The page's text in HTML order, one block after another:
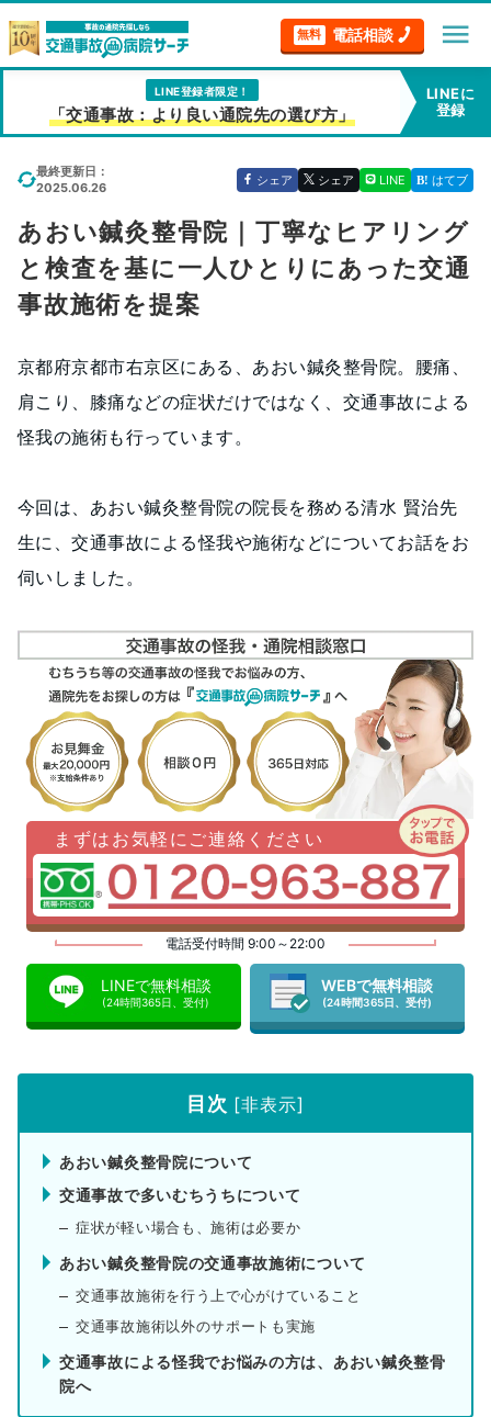
無料 電話相談 menu
LINE登録者限定！
「交通事故：より良い通院先の選び方」
LINEに
登録
最終更新日：
2025.06.26
シェア シェア LINE はてブ
あおい鍼灸整骨院｜丁寧なヒアリング
と検査を基に一人ひとりにあった交通
事故施術を提案
京都府京都市右京区にある、あおい鍼灸整骨院。腰痛、
肩こり、膝痛などの症状だけではなく、交通事故による
怪我の施術も行っています。
今回は、あおい鍼灸整骨院の院長を務める清水 賢治先
生に、交通事故による怪我や施術などについてお話をお
伺いしました。
まずはお気軽にご連絡ください
電話受付時間 9:00～22:00
LINEで無料相談
(24時間365日、受付)
WEBで無料相談
(24時間365日、受付)
目次 [非表示]
あおい鍼灸整骨院について
交通事故で多いむちうちについて
症状が軽い場合も、施術は必要か
あおい鍼灸整骨院の交通事故施術について
交通事故施術を行う上で心がけていること
交通事故施術以外のサポートも実施
交通事故による怪我でお悩みの方は、あおい鍼灸整骨
院へ